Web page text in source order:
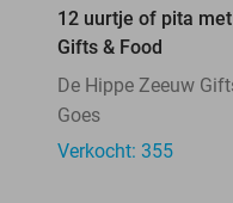
12 uurtje of pita
Gifts & Food
De Hippe Zeeuw
Goes
Verkocht: 355